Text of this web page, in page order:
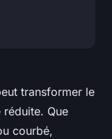
transformer le
Que
courbé,